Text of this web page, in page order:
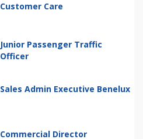
Customer Care
Junior Passenger Traffic
Officer
Sales Admin Executive Benelux
Commercial Director